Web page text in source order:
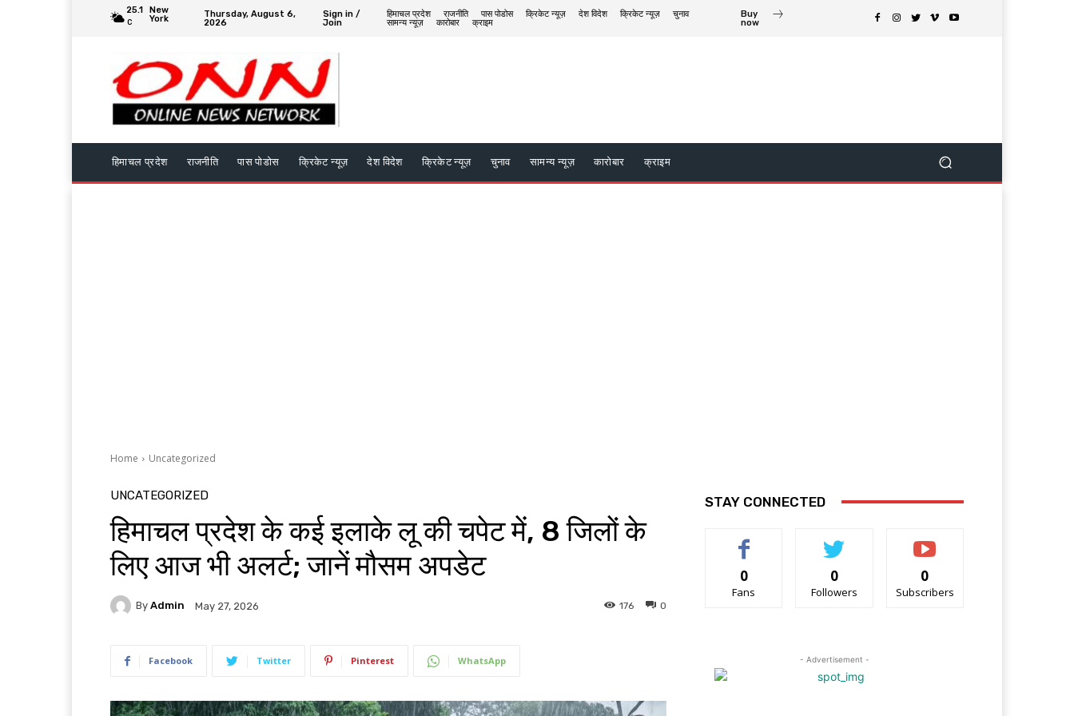
25.1
C
New
York
Thursday, August 6,
2026
Sign in /
Join
हिमाचल प्रदेश राजनीति पास पोडोस क्रिकेट न्यूज़ देश विदेश क्रिकेट न्यूज़
चुनाव
सामन्य न्यूज़
कारोबार क्राइम
Buy
now
हिमाचल प्रदेश राजनीति पास पोडोस क्रिकेट न्यूज़ देश विदेश क्रिकेट न्यूज़ चुनाव सामन्य न्यूज़ कारोबार क्राइम
Home Uncategorized
UNCATEGORIZED
हिमाचल प्रदेश के कई इलाके लू की चपेट में, 8 जिलों के
लिए आज भी अलर्ट; जानें मौसम अपडेट
By Admin May 27, 2026 0
176
Facebook Twitter Pinterest WhatsApp
STAY CONNECTED
0
Fans
0
Followers
0
Subscribers
- Advertisement -